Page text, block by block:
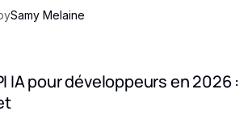
Samy Melaine
IA pour développeurs en 2026 :